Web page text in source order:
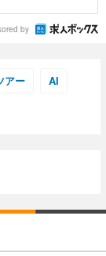
by
アー AI